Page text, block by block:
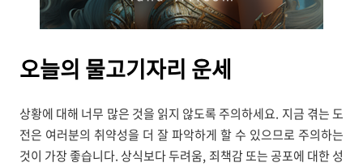
오늘의 물고기자리 운세
상황에 대해 너무 많은 것을 읽지 않도록 주의하세요. 지금 겪는 도
전은 여러분의 취약성을 더 잘 파악하게 할 수 있으므로 주의하는
것이 가장 좋습니다. 상식보다 두려움, 죄책감 또는 공포에 대한 성